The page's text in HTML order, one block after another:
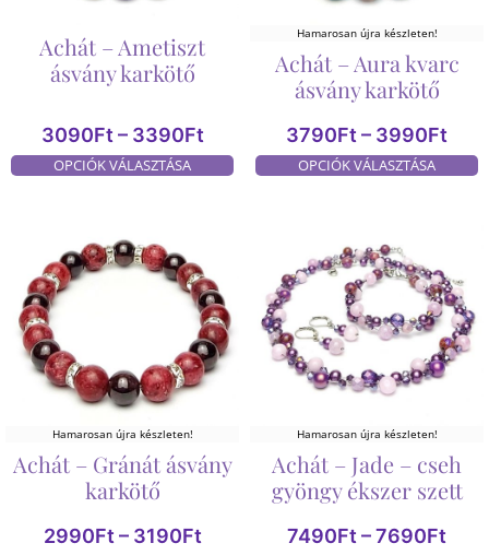
Achát – Ametiszt
ásvány karkötő
3090Ft – 3390Ft
OPCIÓK VÁLASZTÁSA
Hamarosan újra készleten!
Achát – Aura kvarc
ásvány karkötő
3790Ft – 3990Ft
OPCIÓK VÁLASZTÁSA
Hamarosan újra készleten!
Achát – Gránát ásvány
karkötő
2990Ft – 3190Ft
Hamarosan újra készleten!
Achát – Jade – cseh
gyöngy ékszer szett
7490Ft –7690Ft